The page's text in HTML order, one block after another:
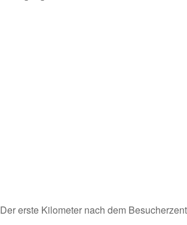
Der erste Kilometer nach dem